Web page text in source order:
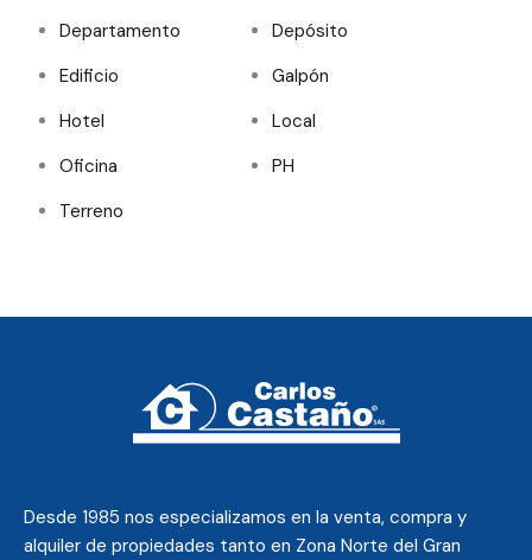
Departamento
Depósito
Edificio
Galpón
Hotel
Local
Oficina
PH
Terreno
Desde 1985 nos especializamos en la venta, compra y
alquiler de propiedades tanto en Zona Norte del Gran